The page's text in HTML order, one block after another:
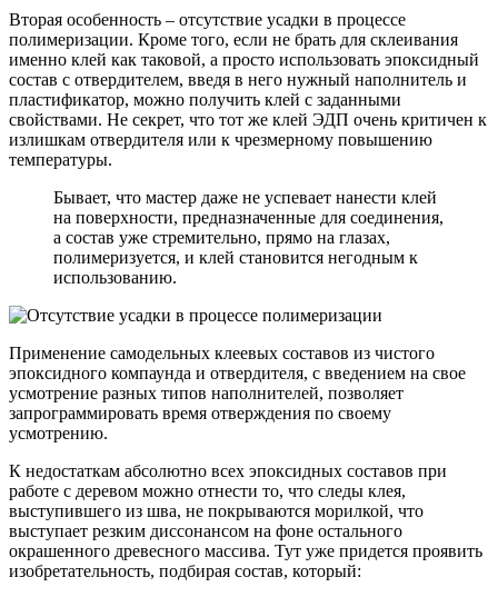
Вторая особенность – отсутствие усадки в процессе
полимеризации. Кроме того, если не брать для склеивания
именно клей как таковой, а просто использовать эпоксидный
состав с отвердителем, введя в него нужный наполнитель и
пластификатор, можно получить клей с заданными
свойствами. Не секрет, что тот же клей ЭДП очень критичен к
излишкам отвердителя или к чрезмерному повышению
температуры.
Бывает, что мастер даже не успевает нанести клей
на поверхности, предназначенные для соединения,
а состав уже стремительно, прямо на глазах,
полимеризуется, и клей становится негодным к
использованию.
Применение самодельных клеевых составов из чистого
эпоксидного компаунда и отвердителя, с введением на свое
усмотрение разных типов наполнителей, позволяет
запрограммировать время отверждения по своему
усмотрению.
К недостаткам абсолютно всех эпоксидных составов при
работе с деревом можно отнести то, что следы клея,
выступившего из шва, не покрываются морилкой, что
выступает резким диссонансом на фоне остального
окрашенного древесного массива. Тут уже придется проявить
изобретательность, подбирая состав, который: